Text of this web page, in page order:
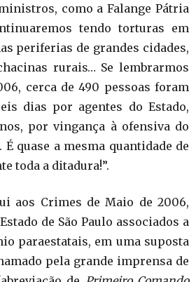
como a Falange Pátria
tendo torturas em
periferias de grandes cidades,
rurais… Se lembrarmos
cerca de 490 pessoas foram
dias por agentes do Estado,
por vingança à ofensiva do
quase a mesma quantidade de
toda a ditadura!”.
aos Crimes de Maio de 2006,
de São Paulo associados a
paraestatais, em uma suposta
pela grande imprensa de